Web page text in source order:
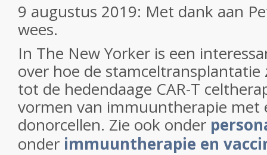
9 augustus 2019: Met dank aan
wees.
In The New Yorker is een
over hoe de stamceltransplantatie
tot de hedendaage CAR-T
vormen van immuuntherapie met
donorcellen. Zie ook onder
onder immuuntherapie en